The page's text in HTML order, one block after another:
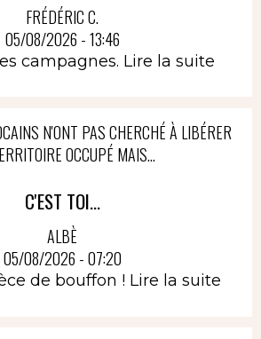
FRÉDÉRIC C.
05/08/2026 - 13:46
campagnes. Lire la suite
N'ONT PAS CHERCHÉ À LIBÉRER
OCCUPÉ MAIS...
C'EST TOI...
ALBÈ
05/08/2026 - 07:20
de bouffon ! Lire la suite